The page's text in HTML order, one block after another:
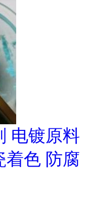
电镀原料
着色 防腐